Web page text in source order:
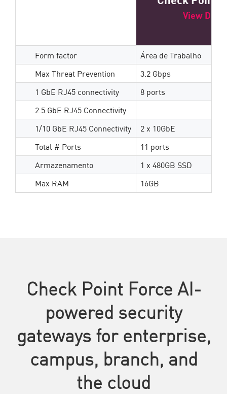
View Data
Form factor​
Área de Trabalho
Max Threat Prevention
3.2 Gbps
1 GbE RJ45 connectivity
8 ports
2.5 GbE RJ45 Connectivity
1/10 GbE RJ45 Connectivity
2 x 10GbE
Total # Ports
11 ports
Armazenamento
1 x 480GB SSD
Max RAM
16GB
Check Point Force AI-
powered security
gateways for enterprise,
campus, branch, and
the cloud